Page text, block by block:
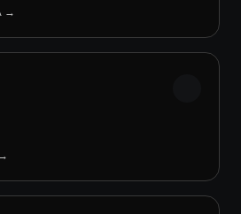
→